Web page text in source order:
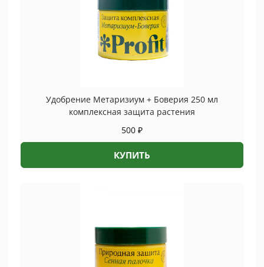
Удобрение Метаризиум + Боверия 250 мл
комплексная защита растения
500 ₽
КУПИТЬ